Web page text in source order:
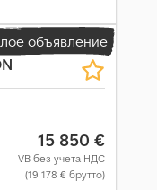
на
объявление
15 850 €
VB без учета НДС
(19 178 € брутто)